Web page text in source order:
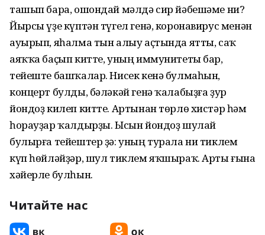
ташып бара, ошондай мәлдә сир йәбешәме ни?
Йырсы үҙе күптән түгел генә, коронавирус менән
ауырып, яһалма тын алыу аҫтында ятты, саҡ
аяҡҡа баҫып китте, уның иммунитеты бар,
тейеште башҡалар. Нисек кенә булмаһын,
концерт булды, бәләкәй генә ҡалабыҙға ҙур
йондоҙ килеп китте. Артынан төрлө хистәр һәм
һорауҙар ҡалдырҙы. Ысын йондоҙ шулай
булырға тейештер ҙә: уның турала ни тиклем
күп һөйләйҙәр, шул тиклем яҡшыраҡ. Арты ғына
хәйерле булһын.
Читайте нас